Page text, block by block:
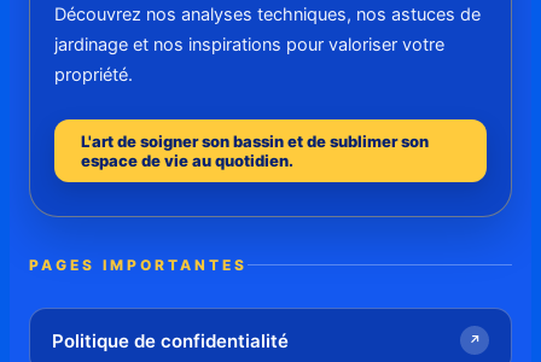
Découvrez nos analyses techniques, nos astuces de
jardinage et nos inspirations pour valoriser votre
propriété.
L'art de soigner son bassin et de sublimer son
espace de vie au quotidien.
PAGES IMPORTANTES
Politique de confidentialité ↗